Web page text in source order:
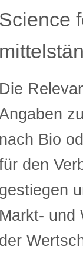
Science
Die
nach Bio
den
gestiegen
Markt- und
der